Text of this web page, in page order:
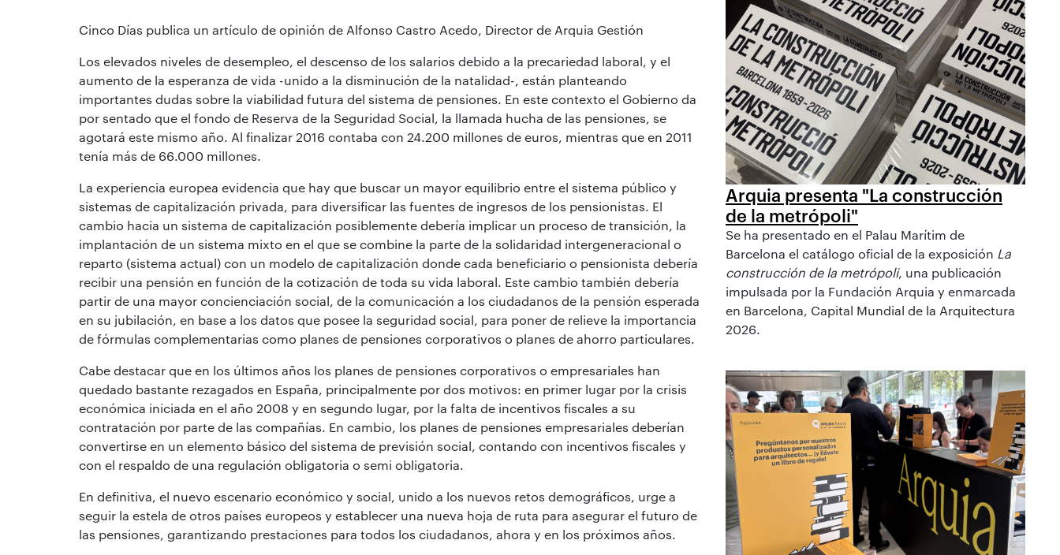
Cinco Días publica un artículo de opinión de Alfonso Castro Acedo, Director de Arquia Gestión
Los elevados niveles de desempleo, el descenso de los salarios debido a la precariedad laboral, y el
aumento de la esperanza de vida -unido a la disminución de la natalidad-, están planteando
importantes dudas sobre la viabilidad futura del sistema de pensiones. En este contexto el Gobierno da
por sentado que el fondo de Reserva de la Seguridad Social, la llamada hucha de las pensiones, se
agotará este mismo año. Al finalizar 2016 contaba con 24.200 millones de euros, mientras que en 2011
tenía más de 66.000 millones.
La experiencia europea evidencia que hay que buscar un mayor equilibrio entre el sistema público y
sistemas de capitalización privada, para diversificar las fuentes de ingresos de los pensionistas. El
cambio hacia un sistema de capitalización posiblemente debería implicar un proceso de transición, la
implantación de un sistema mixto en el que se combine la parte de la solidaridad intergeneracional o
reparto (sistema actual) con un modelo de capitalización donde cada beneficiario o pensionista debería
recibir una pensión en función de la cotización de toda su vida laboral. Este cambio también debería
partir de una mayor concienciación social, de la comunicación a los ciudadanos de la pensión esperada
en su jubilación, en base a los datos que posee la seguridad social, para poner de relieve la importancia
de fórmulas complementarias como planes de pensiones corporativos o planes de ahorro particulares.
Cabe destacar que en los últimos años los planes de pensiones corporativos o empresariales han
quedado bastante rezagados en España, principalmente por dos motivos: en primer lugar por la crisis
económica iniciada en el año 2008 y en segundo lugar, por la falta de incentivos fiscales a su
contratación por parte de las compañías. En cambio, los planes de pensiones empresariales deberían
convertirse en un elemento básico del sistema de previsión social, contando con incentivos fiscales y
con el respaldo de una regulación obligatoria o semi obligatoria.
En definitiva, el nuevo escenario económico y social, unido a los nuevos retos demográficos, urge a
seguir la estela de otros países europeos y establecer una nueva hoja de ruta para asegurar el futuro de
las pensiones, garantizando prestaciones para todos los ciudadanos, ahora y en los próximos años.
Arquia presenta "La construcción
de la metrópoli"
Se ha presentado en el Palau Marítim de
Barcelona el catálogo oficial de la exposición La
construcción de la metrópoli, una publicación
impulsada por la Fundación Arquia y enmarcada
en Barcelona, Capital Mundial de la Arquitectura
2026.